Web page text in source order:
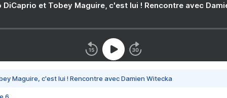
DiCaprio et Tobey Maguire, c'est lui ! Rencontre avec
Maguire, c'est lui ! Rencontre avec Damien Witecka